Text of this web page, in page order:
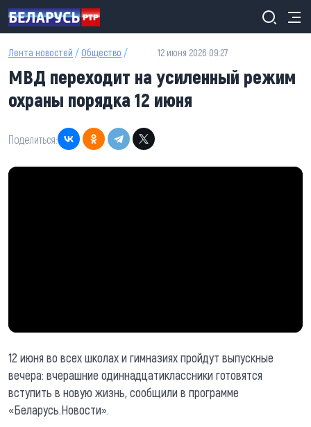
Перейти к основному содержанию
Лента новостей / Общество / 12 июня 2026 09:27
МВД переходит на усиленный режим
охраны порядка 12 июня
Поделиться:
12 июня во всех школах и гимназиях пройдут выпускные
вечера: вчерашние одиннадцатиклассники готовятся
вступить в новую жизнь, сообщили в программе
«Беларусь.Новости».